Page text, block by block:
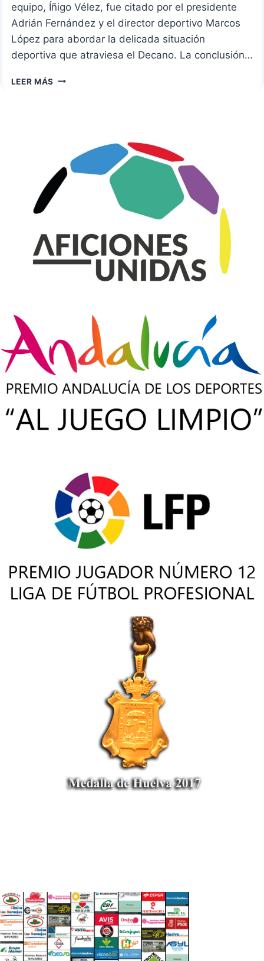
equipo, Íñigo Vélez, fue citado por el presidente
Adrián Fernández y el director deportivo Marcos
López para abordar la delicada situación
deportiva que atraviesa el Decano. La conclusión…
LEER MÁS RELEVO
HUELVA:
ÍÑIGO
VÉLEZ
GALBARRO
TOMA
LAS